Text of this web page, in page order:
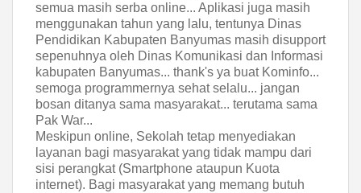
semua masih serba online... Aplikasi juga masih
menggunakan tahun yang lalu, tentunya Dinas
Pendidikan Kabupaten Banyumas masih disupport
sepenuhnya oleh Dinas Komunikasi dan Informasi
kabupaten Banyumas... thank's ya buat Kominfo...
semoga programmernya sehat selalu... jangan
bosan ditanya sama masyarakat... terutama sama
Pak War...
Meskipun online, Sekolah tetap menyediakan
layanan bagi masyarakat yang tidak mampu dari
sisi perangkat (Smartphone ataupun Kuota
internet). Bagi masyarakat yang memang butuh